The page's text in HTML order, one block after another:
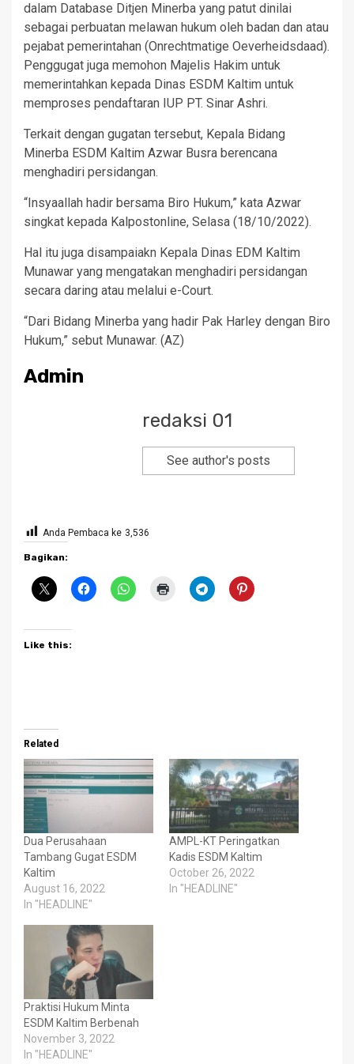
dalam Database Ditjen Minerba yang patut dinilai
sebagai perbuatan melawan hukum oleh badan dan atau
pejabat pemerintahan (Onrechtmatige Oeverheidsdaad).
Penggugat juga memohon Majelis Hakim untuk
memerintahkan kepada Dinas ESDM Kaltim untuk
memproses pendaftaran IUP PT. Sinar Ashri.
Terkait dengan gugatan tersebut, Kepala Bidang
Minerba ESDM Kaltim Azwar Busra berencana
menghadiri persidangan.
“Insyaallah hadir bersama Biro Hukum,” kata Azwar
singkat kepada Kalpostonline, Selasa (18/10/2022).
Hal itu juga disampaiakn Kepala Dinas EDM Kaltim
Munawar yang mengatakan menghadiri persidangan
secara daring atau melalui e-Court.
“Dari Bidang Minerba yang hadir Pak Harley dengan Biro
Hukum,” sebut Munawar. (AZ)
Admin
redaksi 01
See author's posts
Anda Pembaca ke 3,536
Bagikan:
Like this:
Related
Dua Perusahaan
Tambang Gugat ESDM
Kaltim
August 16, 2022
In "HEADLINE"
AMPL-KT Peringatkan
Kadis ESDM Kaltim
October 26, 2022
In "HEADLINE"
Praktisi Hukum Minta
ESDM Kaltim Berbenah
November 3, 2022
In "HEADLINE"